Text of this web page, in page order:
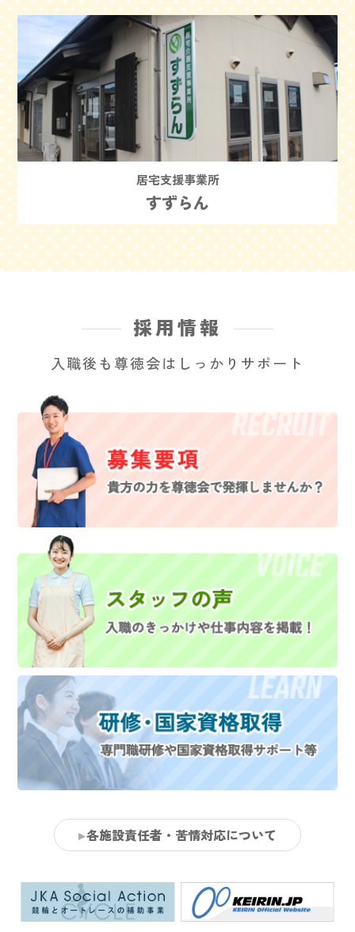
居宅支援事業所
すずらん
採用情報
入職後も尊徳会はしっかりサポート
各施設責任者・苦情対応について